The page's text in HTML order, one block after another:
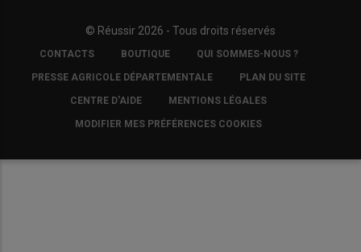
© Réussir 2026 - Tous droits réservés
FOOTER
COPYRIGHT
CONTACTS BOUTIQUE QUI SOMMES-NOUS ?
PRESSE AGRICOLE DÉPARTEMENTALE PLAN DU SITE
CENTRE D'AIDE MENTIONS LÉGALES
MODIFIER MES PRÉFÉRENCES COOKIES